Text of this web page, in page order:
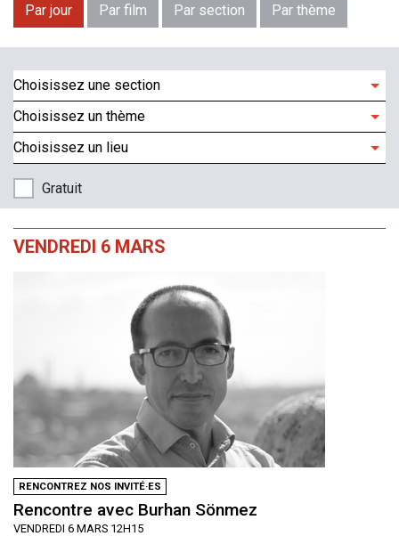
Par jour Par film Par section Par thème
Choisissez une section
Choisissez un thème
Choisissez un lieu
Gratuit
VENDREDI 6 MARS
RENCONTREZ NOS INVITÉ·ES
Rencontre avec Burhan Sönmez
VENDREDI 6 MARS 12H15